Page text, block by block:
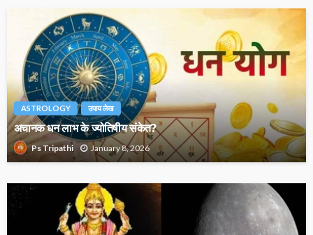
ASTROLOGY उपाय लेख
अचानक धन लाभ के ज्योतिषीय संकेत?
Ps Tripathi January 8, 2026